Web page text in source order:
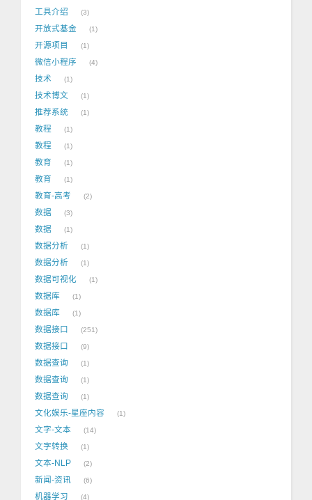
工具介绍 3
开放式基金 1
开源项目 1
微信小程序 4
技术 1
技术博文 1
推荐系统 1
教程 1
教程 1
教育 1
教育 1
教育-高考 2
数据 3
数据 1
数据分析 1
数据分析 1
数据可视化 1
数据库 1
数据库 1
数据接口 251
数据接口 9
数据查询 1
数据查询 1
数据查询 1
文化娱乐-星座内容 1
文字-文本 14
文字转换 1
文本-NLP 2
新闻-资讯 6
机器学习 4